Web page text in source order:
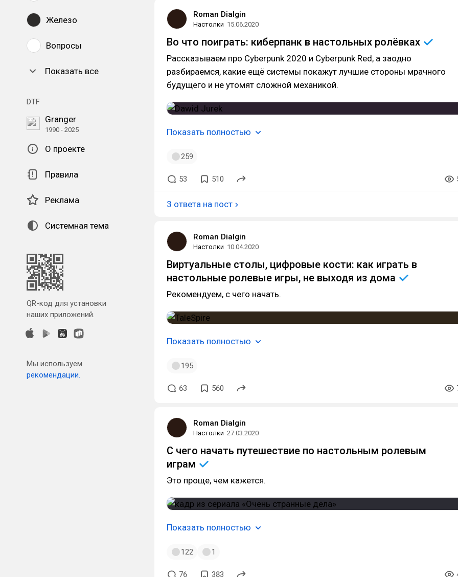
Железо
Вопросы
Показать все
DTF
Granger
1990 - 2025
О проекте
Правила
Реклама
Системная тема
QR-код для установки
наших приложений.
Мы используем
рекомендации.
Roman Dialgin
Настолки 15.06.2020
Во что поиграть: киберпанк в настольных ролёвках
Рассказываем про Cyberpunk 2020 и Cyberpunk Red, а заодно
разбираемся, какие ещё системы покажут лучшие стороны мрачного
будущего и не утомят сложной механикой.
Показать полностью
259
53 510
3 ответа на пост
Roman Dialgin
Настолки 10.04.2020
Виртуальные столы, цифровые кости: как играть в
настольные ролевые игры, не выходя из дома
Рекомендуем, с чего начать.
Показать полностью
195
63 560
Roman Dialgin
Настолки 27.03.2020
С чего начать путешествие по настольным ролевым
играм
Это проще, чем кажется.
Показать полностью
122 1
76 383